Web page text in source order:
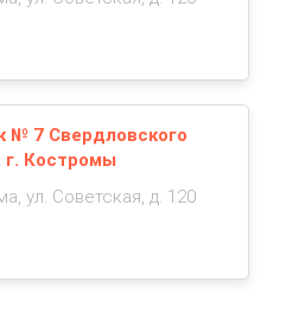
№ 7 Свердловского
г. Костромы
ул. Советская, д. 120